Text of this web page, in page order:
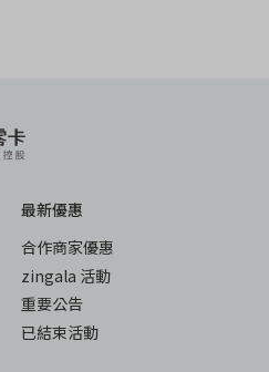
最新優惠
合作商家優惠
zingala 活動
重要公告
已結束活動